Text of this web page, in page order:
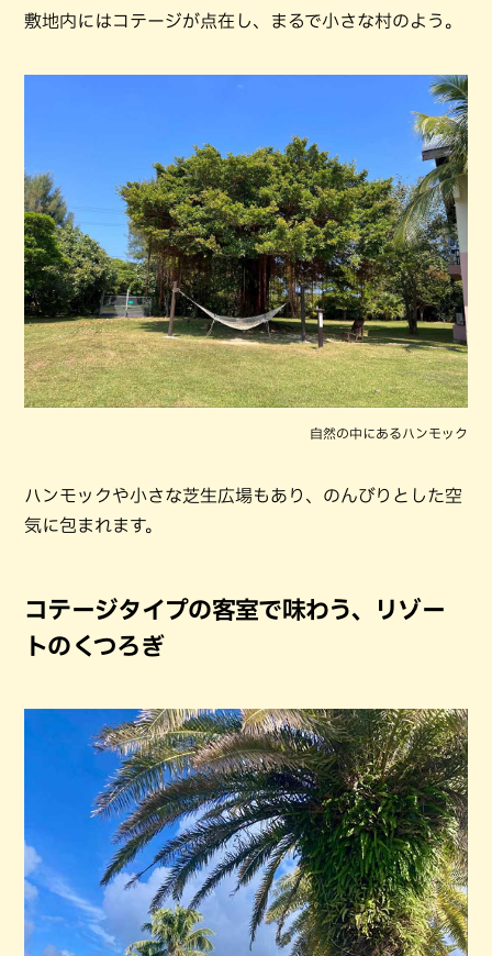
敷地内にはコテージが点在し、まるで小さな村のよう。
自然の中にあるハンモック
ハンモックや小さな芝生広場もあり、のんびりとした空
気に包まれます。
コテージタイプの客室で味わう、リゾー
トのくつろぎ